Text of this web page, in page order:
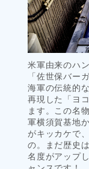
米軍由来のハ
「佐世保バー
海軍の伝統的
再現した「ヨ
ます。この名
軍横須賀基地
がキッカケで
の。まだ歴史
名度がアップ